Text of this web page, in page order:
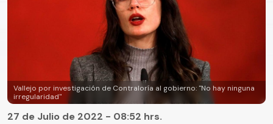
Vallejo por investigación de Contraloría al gobierno: "No hay ninguna
irregularidad"
27 de Julio de 2022 - 08:52 hrs.